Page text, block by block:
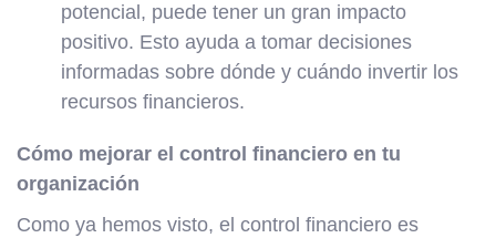
potencial, puede tener un gran impacto
positivo. Esto ayuda a tomar decisiones
informadas sobre dónde y cuándo invertir los
recursos financieros.
Cómo mejorar el control financiero en tu
organización
Como ya hemos visto, el control financiero es